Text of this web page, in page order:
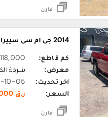
قارن
2014 جي ام سي سييرا اس ال اي
كم قاطع:
118,000 كم
معرض:
شركة
اخر تحديث:
10-05
السعر:
ر.ق 63,000
قارن